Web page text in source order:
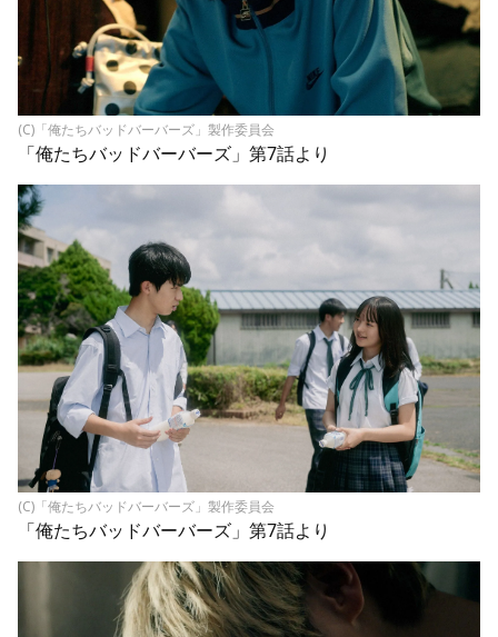
(C)「俺たちバッドバーバーズ」製作委員会
「俺たちバッドバーバーズ」第7話より
(C)「俺たちバッドバーバーズ」製作委員会
「俺たちバッドバーバーズ」第7話より